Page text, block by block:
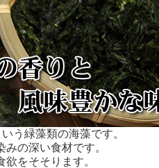
う緑藻類の海藻です。
の深い食材です。
をそそります。